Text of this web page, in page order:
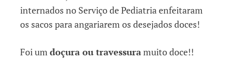
internados no Serviço de Pediatria enfeitaram
os sacos para angariarem os desejados doces!
Foi um doçura ou travessuramuito doce!!